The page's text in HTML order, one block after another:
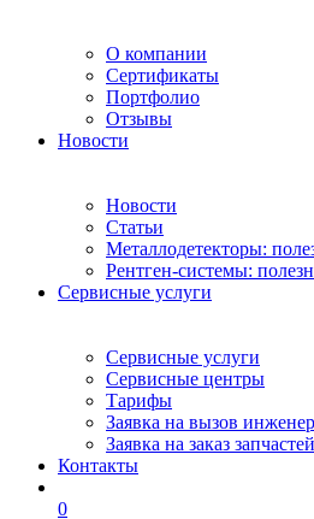
О компании
Сертификаты
Портфолио
Отзывы
Новости
Новости
Статьи
Металлодетекторы:
Рентген-системы:
Сервисные услуги
Сервисные услуги
Сервисные центры
Тарифы
Заявка на вызов
Заявка на заказ запчастей
Контакты
0